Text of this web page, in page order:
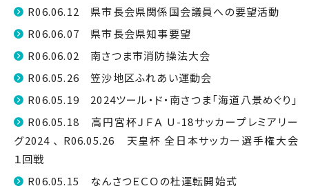
R06.06.12 県市長会県関係国会議員への要望活動
R06.06.07 県市長会県知事要望
R06.06.02 南さつま市消防操法大会
R06.05.26 笠沙地区ふれあい運動会
R06.05.19 2024ツール・ド・南さつま「海道八景めぐり」
R06.05.18 高円宮杯ＪＦＡ U-18サッカープレミアリー
グ2024 、 R06.05.26 天皇杯 全日本サッカー選手権大会
１回戦
R06.05.15 なんさつＥＣＯの杜運転開始式